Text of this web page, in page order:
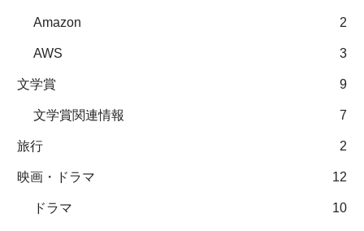
Amazon 2
AWS 3
文学賞 9
文学賞関連情報 7
旅行 2
映画・ドラマ 12
ドラマ 10